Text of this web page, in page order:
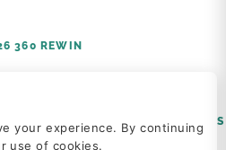
360 REWIN
POLÍTICA DE COOKIES
your experience. By continuing
use of cookies.